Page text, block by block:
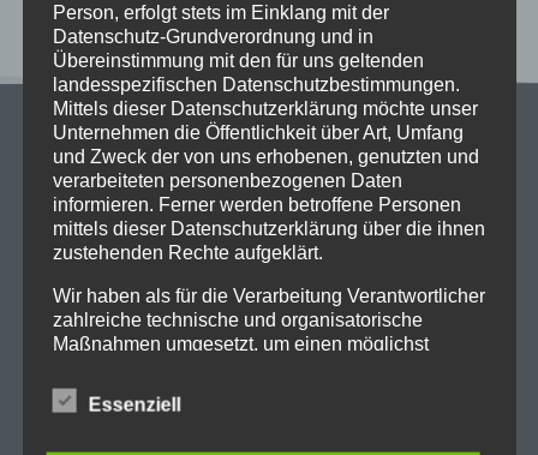
Stadtgymnasium Dortmund
Telefon: 0231-50 23 136
Fax: 0231-50 10 769
eMail: stadt-gymnasium@stadtdo.de
Person, erfolgt stets im Einklang mit der
Datenschutz-Grundverordnung und in
Übereinstimmung mit den für uns geltenden
landesspezifischen Datenschutzbestimmungen.
Mittels dieser Datenschutzerklärung möchte unser
Unternehmen die Öffentlichkeit über Art, Umfang
und Zweck der von uns erhobenen, genutzten und
verarbeiteten personenbezogenen Daten
informieren. Ferner werden betroffene Personen
mittels dieser Datenschutzerklärung über die ihnen
zustehenden Rechte aufgeklärt.
Wir haben als für die Verarbeitung Verantwortlicher
zahlreiche technische und organisatorische
Maßnahmen umgesetzt, um einen möglichst
verarbeiteten personenbezogenen Daten
sicherzustellen. Dennoch können Internetbasierte
Essenziell